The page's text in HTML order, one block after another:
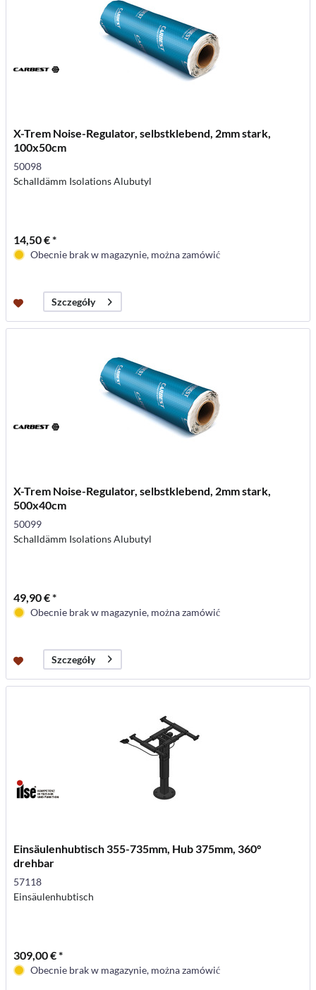
X-Trem Noise-Regulator, selbstklebend, 2mm stark,
100x50cm
50098
Schalldämm Isolations Alubutyl
14,50 € *
Obecnie brak w magazynie, można zamówić
Szczegóły
X-Trem Noise-Regulator, selbstklebend, 2mm stark,
500x40cm
50099
Schalldämm Isolations Alubutyl
49,90 € *
Obecnie brak w magazynie, można zamówić
Szczegóły
Einsäulenhubtisch 355-735mm, Hub 375mm, 360°
drehbar
57118
Einsäulenhubtisch
309,00 € *
Obecnie brak w magazynie, można zamówić